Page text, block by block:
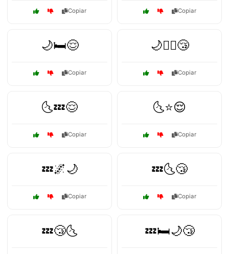
Copiar Copiar
🌙🛏️😌
Copiar
🌙🧘‍♂️😴
Copiar
🌜💤😌
Copiar
🌜⭐😌
Copiar
💤🌌🌙
Copiar
💤🌜😴
Copiar
💤😴🌜 💤🛏️🌙😴